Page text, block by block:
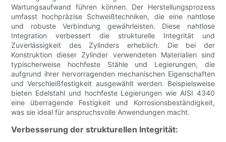
Wartungsaufwand führen können. Der Herstellungsprozess
umfasst hochpräzise Schweißtechniken, die eine nahtlose
und robuste Verbindung gewährleisten. Diese nahtlose
Integration verbessert die strukturelle Integrität und
Zuverlässigkeit des Zylinders erheblich. Die bei der
Konstruktion dieser Zylinder verwendeten Materialien sind
typischerweise hochfeste Stähle und Legierungen, die
aufgrund ihrer hervorragenden mechanischen Eigenschaften
und Verschleißfestigkeit ausgewählt werden. Beispielsweise
bieten Edelstahl und hochfeste Legierungen wie AISI 4340
eine überragende Festigkeit und Korrosionsbeständigkeit,
was sie ideal für anspruchsvolle Anwendungen macht.
Verbesserung der strukturellen Integrität: